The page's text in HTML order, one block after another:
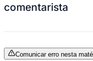
comentarista
Comunicar erro nesta